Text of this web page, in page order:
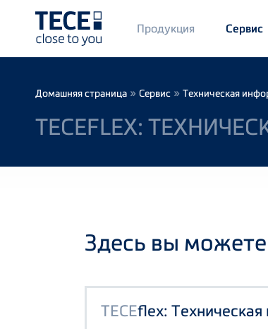
Main
Menü
1
Продукция Сервис
Breadcrumb
Домашняя страница » Сервис » Техническая
TECEFLEX:
Здесь вы
TECEflex: